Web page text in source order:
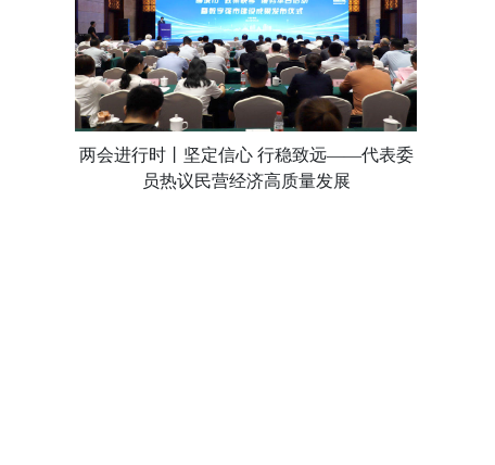
两会进行时丨坚定信心 行稳致远——代表委
员热议民营经济高质量发展